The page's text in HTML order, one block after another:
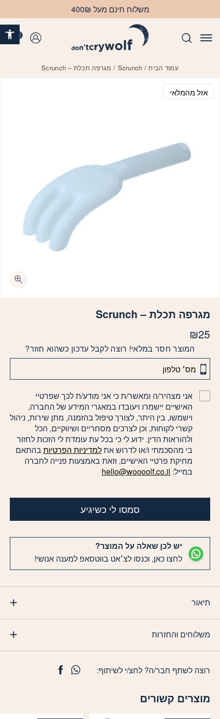
משלוח חינם מעל 400₪
עמוד הבית/
Scrunch / מגרפה תכלת – Scrunch
מגרפה תכלת – Scrunch
₪25
המוצר חסר במלאי! רוצה לקבל עדכון כשהוא חוזר?
אני מצהיר/ה ומאשר/ת כי אני מודע/ת לכך שפרטיי
האישיים יישמרו ויעובדו במאגרי המידע של החברה,
וישמשו, בין היתר, לצורך טיפול בהזמנה, מתן שירות, ניהול
קשרי לקוחות, וכן לצרכים מסחריים ושיווקיים, הכל
ולהוראות הדין. ידוע לי כי בכל עת עומדת לי הזכות לחזור
בי מהסכמתי ו/או לדרוש אתלמדיניות הפרטיותבהתאם
מחיקת פרטיי האישיים, וזאת באמצעות פנייה לחברה
במייל: hello@woooolf.co.il
סמסו לי כשיגיע
יש לכן שאלה על המוצר?
לחצו כאן, וכנסו לצ׳אט בווטסאפ למענה אנושי!
תיאור
משלוחים והחזרות
רוצה לשתף חבר/ה? לחצ/י לשיתוף:
אזל מהמלאי
מוצרים קשורים